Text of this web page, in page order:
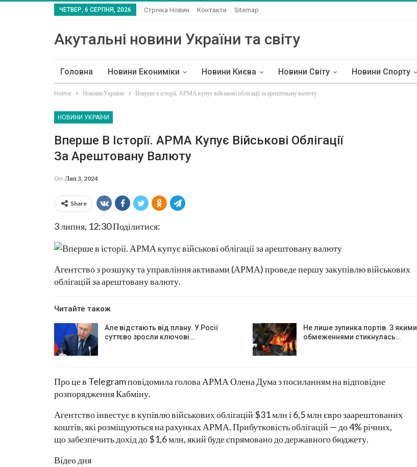
ЧЕТВЕР, 6 СЕРПНЯ, 2026 Стрічка Новин Контакти Sitemap
Акутальні новини України та світу
Головна Новини Екониміки Новини Києва Новини Світу Новини Спорту
Home Новини України Вперше в історії. АРМА купує військові облігації за арештовану валюту
НОВИНИ УКРАЇНИ
Вперше В Історії. АРМА Купує Військові Облігації
За Арештовану Валюту
On Лип 3, 2024
Share
3 липня, 12:30Поділитися:
Агентство з розшуку та управління активами (АРМА) проведе першу закупівлю військових
облігацій за арештовану валюту.
Читайте також
Але відстають від плану. У Росії
суттєво зросли ключові…
Не лише зупинка портів. З якими
обмеженнями стикнулась…
Про це в Telegram повідомила голова АРМА Олена Дума з посиланням на відповідне
розпорядження Кабміну.
Агентство інвестує в купівлю військових облігацій $31 млн і 6,5 млн євро заарештованих
коштів, які розміщуються на рахунках АРМА. Прибутковість облігацій — до 4% річних,
що забезпечить дохід до $1,6 млн, який буде спрямовано до державного бюджету.
Відео дня